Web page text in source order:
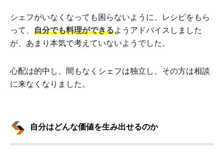
シェフがいなくなっても困らないように、レシピをもら
って、 自分でも料理ができるようアドバイスしました
が、あまり本気で考えていないようでした。
心配は的中し、間もなくシェフは独立し、その方は相談
に来なくなりました。
自分はどんな価値を生み出せるのか